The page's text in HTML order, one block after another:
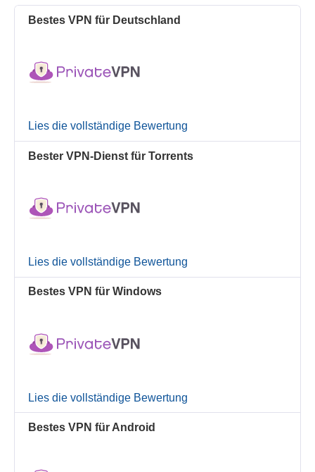
Bestes VPN für Deutschland
Lies die vollständige Bewertung
Bester VPN-Dienst für Torrents
Lies die vollständige Bewertung
Bestes VPN für Windows
Lies die vollständige Bewertung
Bestes VPN für Android